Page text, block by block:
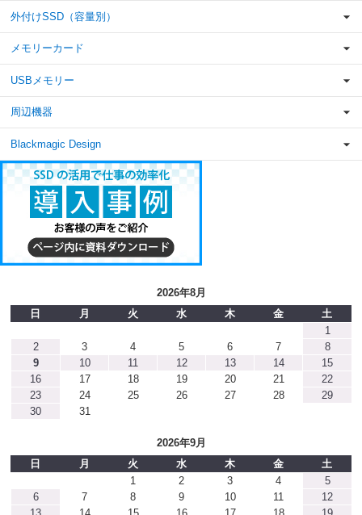
外付けSSD（容量別）
メモリーカード
USBメモリー
周辺機器
Blackmagic Design
2026年8月
日
月 火 水 木 金
土
1
2
3 4 5 6 7
8
9
10 11 12 13 14
15
16
17 18 19 20 21
22
23
24 25 26 27 28
29
30
31
2026年9月
日
月 火 水 木 金
土
1
2 3 4
5
6
7 8 9 10 11
12